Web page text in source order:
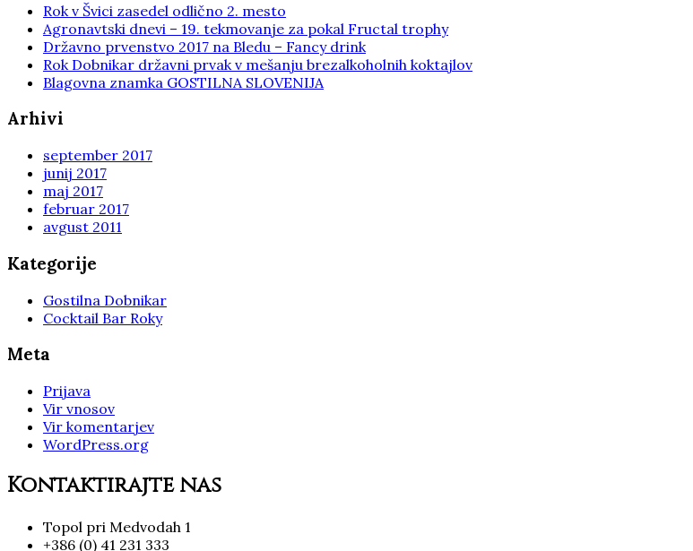
Rok v Švici zasedel odlično 2. mesto
Agronavtski dnevi – 19. tekmovanje za pokal Fructal trophy
Državno prvenstvo 2017 na Bledu – Fancy drink
Rok Dobnikar državni prvak v mešanju brezalkoholnih koktajlov
Blagovna znamka GOSTILNA SLOVENIJA
Arhivi
september 2017
junij 2017
maj 2017
februar 2017
avgust 2011
Kategorije
Gostilna Dobnikar
Cocktail Bar Roky
Meta
Prijava
Vir vnosov
Vir komentarjev
WordPress.org
Kontaktirajte nas
Topol pri Medvodah 1
+386 (0) 41 231 333